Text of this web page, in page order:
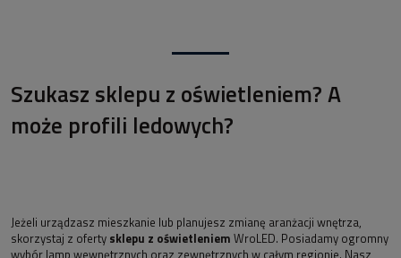
Szukasz sklepu z oświetleniem? A
może profili ledowych?
Jeżeli urządzasz mieszkanie lub planujesz zmianę aranżacji wnętrza,
skorzystaj z oferty sklepu z oświetleniem WroLED. Posiadamy ogromny
wybór lamp wewnętrznych oraz zewnętrznych w całym regionie. Nasz